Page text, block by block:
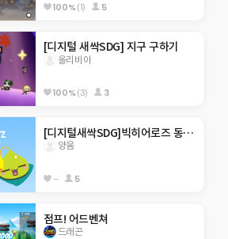
100%(1) 5
[디지털 새싹SDG] 지구 구하기
올리비아
100%(3) 3
[디지털새싹SDG]빅히어로즈 동홍초 미래
양윰
-- 5
점프! 어드벤쳐
드래곤